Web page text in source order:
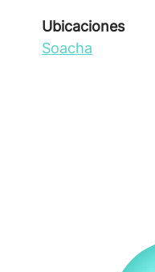
Ubicaciones
Soacha